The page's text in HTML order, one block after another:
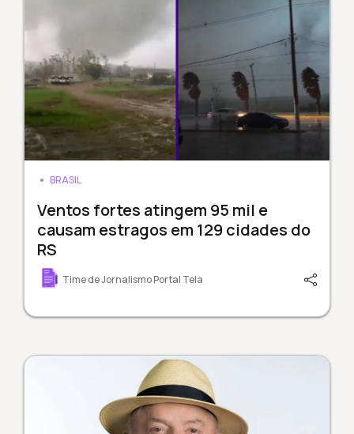
BRASIL
Ventos fortes atingem 95 mil e
causam estragos em 129 cidades do
RS
Time de Jornalismo Portal Tela